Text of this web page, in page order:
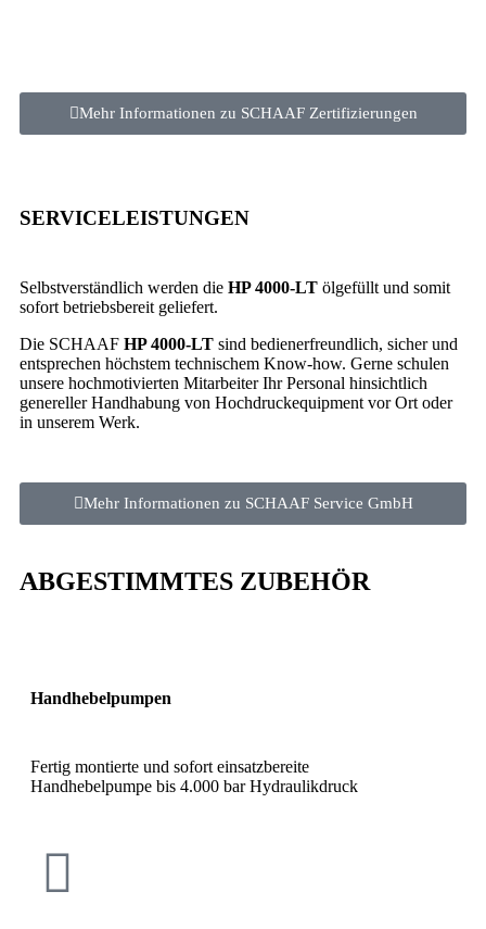
Mehr Informationen zu SCHAAF Zertifizierungen
SERVICELEISTUNGEN
Selbstverständlich werden die HP 4000-LT ölgefüllt und somit
sofort betriebsbereit geliefert.
Die SCHAAF HP 4000-LT sind bedienerfreundlich, sicher und
entsprechen höchstem technischem Know-how. Gerne schulen
unsere hochmotivierten Mitarbeiter Ihr Personal hinsichtlich
genereller Handhabung von Hochdruckequipment vor Ort oder
in unserem Werk.
Mehr Informationen zu SCHAAF Service GmbH
ABGESTIMMTES ZUBEHÖR
Handhebelpumpen
Fertig montierte und sofort einsatzbereite
Handhebelpumpe bis 4.000 bar Hydraulikdruck